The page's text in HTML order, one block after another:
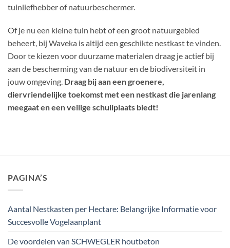
tuinliefhebber of natuurbeschermer.
Of je nu een kleine tuin hebt of een groot natuurgebied
beheert, bij Waveka is altijd een geschikte nestkast te vinden.
Door te kiezen voor duurzame materialen draag je actief bij
aan de bescherming van de natuur en de biodiversiteit in
jouw omgeving. Draag bij aan een groenere,
diervriendelijke toekomst met een nestkast die jarenlang
meegaat en een veilige schuilplaats biedt!
PAGINA’S
Aantal Nestkasten per Hectare: Belangrijke Informatie voor
Succesvolle Vogelaanplant
De voordelen van SCHWEGLER houtbeton